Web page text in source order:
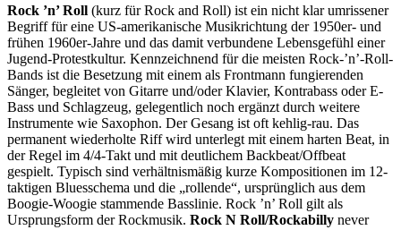
Rock ’n’ Roll (kurz für Rock and Roll) ist ein nicht klar umrissener
Begriff für eine US-amerikanische Musikrichtung der 1950er- und
frühen 1960er-Jahre und das damit verbundene Lebensgefühl einer
Jugend-Protestkultur. Kennzeichnend für die meisten Rock-’n’-Roll-
Bands ist die Besetzung mit einem als Frontmann fungierenden
Sänger, begleitet von Gitarre und/oder Klavier, Kontrabass oder E-
Bass und Schlagzeug, gelegentlich noch ergänzt durch weitere
Instrumente wie Saxophon. Der Gesang ist oft kehlig-rau. Das
permanent wiederholte Riff wird unterlegt mit einem harten Beat, in
der Regel im 4/4-Takt und mit deutlichem Backbeat/Offbeat
gespielt. Typisch sind verhältnismäßig kurze Kompositionen im 12-
taktigen Bluesschema und die „rollende“, ursprünglich aus dem
Boogie-Woogie stammende Basslinie. Rock ’n’ Roll gilt als
Ursprungsform der Rockmusik. Rock N Roll/Rockabilly never